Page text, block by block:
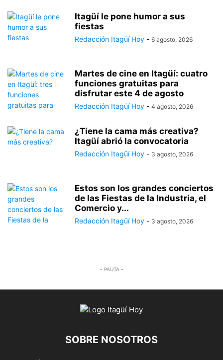
Itagüí le pone humor a sus
fiestas
Redacción Itagüí Hoy - 6 agosto, 2026
Martes de cine en Itagüí: cuatro
funciones gratuitas para
disfrutar este 4 de agosto
Redacción Itagüí Hoy - 4 agosto, 2026
¿Tiene la cama más creativa?
Itagüí abrió la convocatoria
Redacción Itagüí Hoy - 3 agosto, 2026
Estos son los grandes conciertos
de las Fiestas de la Industria, el
Comercio y...
Redacción Itagüí Hoy - 3 agosto, 2026
- PAUTA -
SOBRE NOSOTROS